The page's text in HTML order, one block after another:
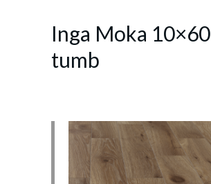
Inga Moka 10×60
tumb